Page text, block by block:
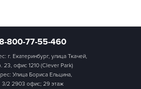
800-77-55-460
г. Екатеринбург, улица Ткачей,
23, офис 1210 (Clever Park)
Улица Бориса Ельцина,
3/2 2903 офис; 29 этаж